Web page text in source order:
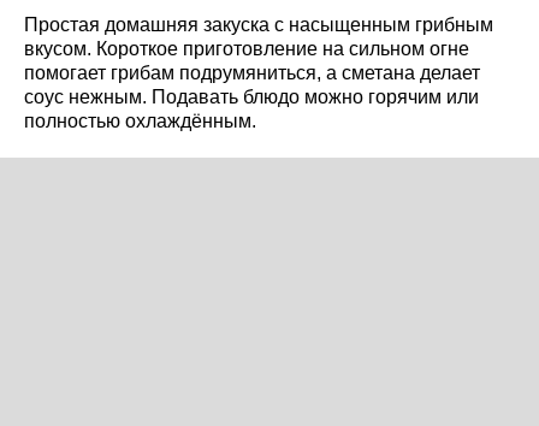
Простая домашняя закуска с насыщенным грибным
вкусом. Короткое приготовление на сильном огне
помогает грибам подрумяниться, а сметана делает
соус нежным. Подавать блюдо можно горячим или
полностью охлаждённым.